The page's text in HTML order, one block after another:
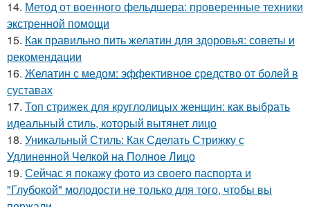
14. Метод от военного фельдшера: проверенные техники
экстренной помощи
15. Как правильно пить желатин для здоровья: советы и
рекомендации
16. Желатин с медом: эффективное средство от болей в
суставах
17. Топ стрижек для круглолицых женщин: как выбрать
идеальный стиль, который вытянет лицо
18. Уникальный Стиль: Как Сделать Стрижку с
Удлиненной Челкой на Полное Лицо
19. Сейчас я покажу фото из своего паспорта и
"Глубокой" молодости не только для того, чтобы вы